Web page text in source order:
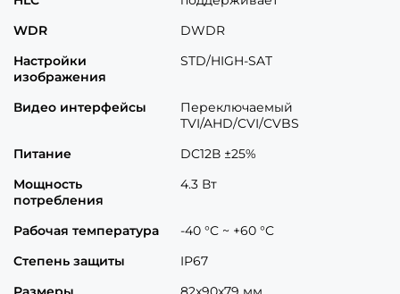
WDR
DWDR
Настройки
изображения
STD/HIGH-SAT
Видео интерфейсы
Переключаемый
TVI/AHD/CVI/CVBS
Питание
DC12В ±25%
Мощность
потребления
4.3 Вт
Рабочая температура
-40 °C ~ +60 °C
Степень защиты
IP67